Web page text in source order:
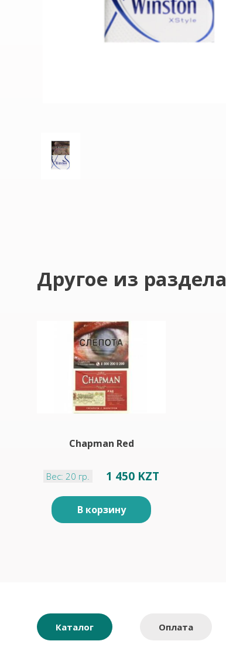
Другое из раздела
Chapman Red
Вес: 20 гр. 1 450 KZT
В корзину
Каталог Оплата